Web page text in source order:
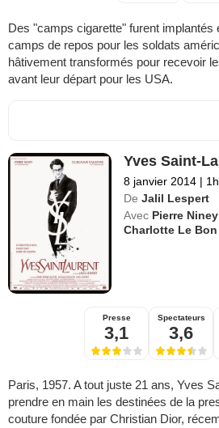
Des "camps cigarette" furent implantés
camps de repos pour les soldats
hâtivement transformés pour recevoir
avant leur départ pour les USA.
Yves Saint-
8 janvier 2014 |
De Jalil Lespert
Avec Pierre Niney
Charlotte Le Bon
Presse
3,1
Spectateurs
3,6
Paris, 1957. A tout juste 21 ans, Yves
prendre en main les destinées de la
couture fondée par Christian Dior,